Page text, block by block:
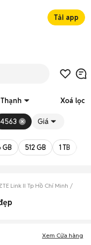
Tải app
Xoá lọc
4563 Giá
GB 512 GB 1 TB
Link II Tp Hồ Chí Minh
Xem Cửa hàng